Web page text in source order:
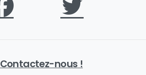
Contactez-nous !